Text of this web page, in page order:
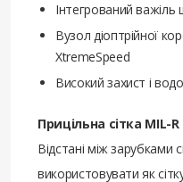
Інтегрований важіль
Вузол діоптрійної
XtremeSpeed
Високий захист і
Прицільна сітка MIL-R
Відстані між зарубками
використовувати як